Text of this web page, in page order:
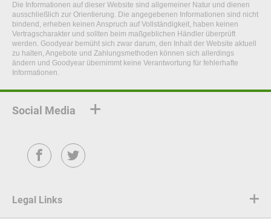
Die Informationen auf dieser Website sind allgemeiner Natur und dienen
ausschließlich zur Orientierung. Die angegebenen Informationen sind nicht
bindend, erheben keinen Anspruch auf Vollständigkeit, haben keinen
Vertragscharakter und sollten beim maßgeblichen Händler überprüft
werden. Goodyear bemüht sich zwar darum, den Inhalt der Website aktuell
zu halten, Angebote und Zahlungsmethoden können sich allerdings
ändern und Goodyear übernimmt keine Verantwortung für fehlerhafte
Informationen.
Social Media
FacebookTwitter
Legal Links